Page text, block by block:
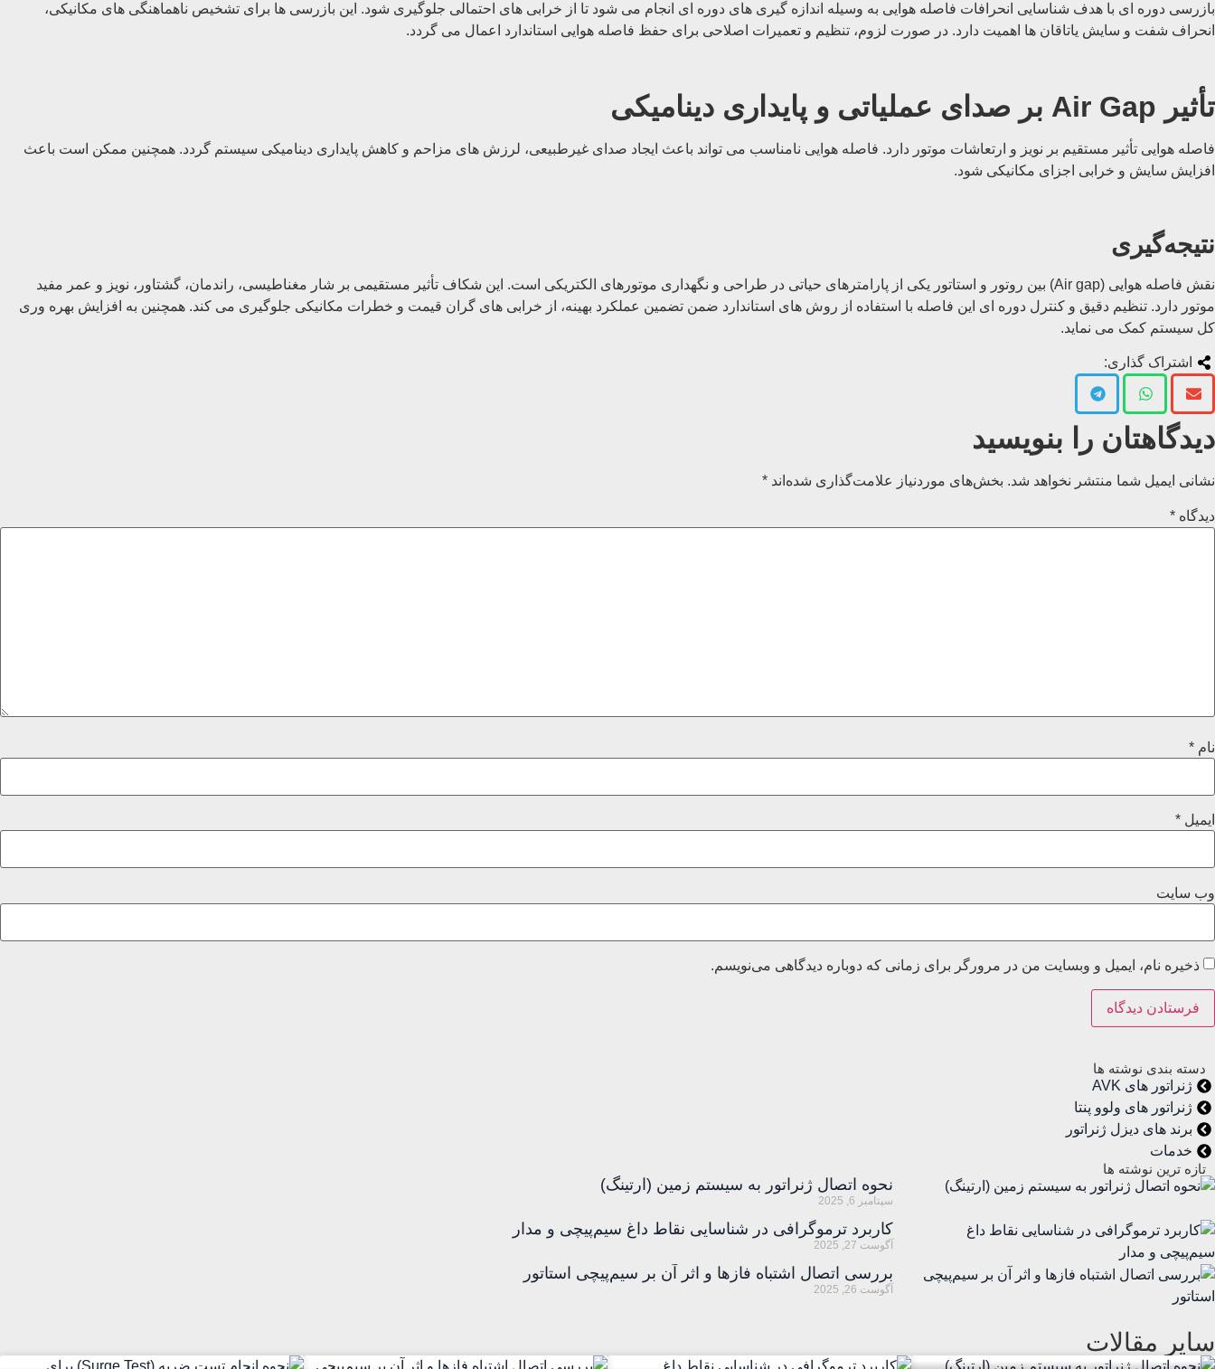
بازرسی دوره ای با هدف شناسایی انحرافات فاصله هوایی به وسیله اندازه گیری های دوره ای انجام می شود تا از خرابی های احتمالی جلوگیری شود. این بازرسی ها برای تشخیص ناهماهنگی های مکانیکی،
انحراف شفت و سایش یاتاقان ها اهمیت دارد. در صورت لزوم، تنظیم و تعمیرات اصلاحی برای حفظ فاصله هوایی استاندارد اعمال می گردد.
تأثیر Air Gap بر صدای عملیاتی و پایداری دینامیکی
فاصله هوایی تأثیر مستقیم بر نویز و ارتعاشات موتور دارد. فاصله هوایی نامناسب می تواند باعث ایجاد صدای غیرطبیعی، لرزش های مزاحم و کاهش پایداری دینامیکی سیستم گردد. همچنین ممکن است باعث
افزایش سایش و خرابی اجزای مکانیکی شود.
نتیجه‌گیری
نقش فاصله هوایی (Air gap) بین روتور و استاتور یکی از پارامترهای حیاتی در طراحی و نگهداری موتورهای الکتریکی است. این شکاف تأثیر مستقیمی بر شار مغناطیسی، راندمان، گشتاور، نویز و عمر مفید
موتور دارد. تنظیم دقیق و کنترل دوره ای این فاصله با استفاده از روش های استاندارد ضمن تضمین عملکرد بهینه، از خرابی های گران قیمت و خطرات مکانیکی جلوگیری می کند. همچنین به افزایش بهره وری
کل سیستم کمک می نماید.
اشتراک گذاری:
دیدگاهتان را بنویسید
نشانی ایمیل شما منتشر نخواهد شد. بخش‌های موردنیاز علامت‌گذاری شده‌اند *
دیدگاه *
نام *
ایمیل *
وب‌ سایت
ذخیره نام، ایمیل و وبسایت من در مرورگر برای زمانی که دوباره دیدگاهی می‌نویسم.
دسته بندی نوشته ها
ژنراتور های AVK
ژنراتور های ولوو پنتا
برند های دیزل ژنراتور
خدمات
تازه ترین نوشته ها
نحوه اتصال ژنراتور به سیستم زمین (ارتینگ)
سپتامبر 6, 2025
کاربرد ترموگرافی در شناسایی نقاط داغ سیم‌پیچی و مدار
آگوست 27, 2025
بررسی اتصال اشتباه فازها و اثر آن بر سیم‌پیچی استاتور
آگوست 26, 2025
سایر مقالات